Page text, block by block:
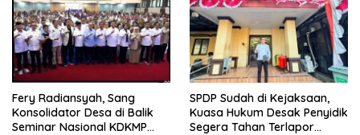
Fery Radiansyah, Sang
Konsolidator Desa di Balik
Seminar Nasional KDKMP
SPDP Sudah di Kejaksaan,
Kuasa Hukum Desak Penyidik
Segera Tahan Terlapor